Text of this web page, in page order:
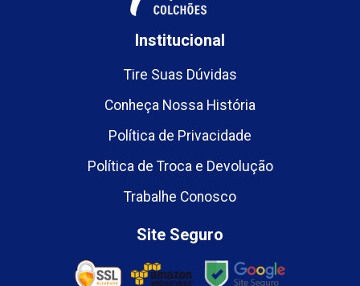
Institucional
Tire Suas Dúvidas
Conheça Nossa História
Política de Privacidade
Política de Troca e Devolução
Trabalhe Conosco
Site Seguro